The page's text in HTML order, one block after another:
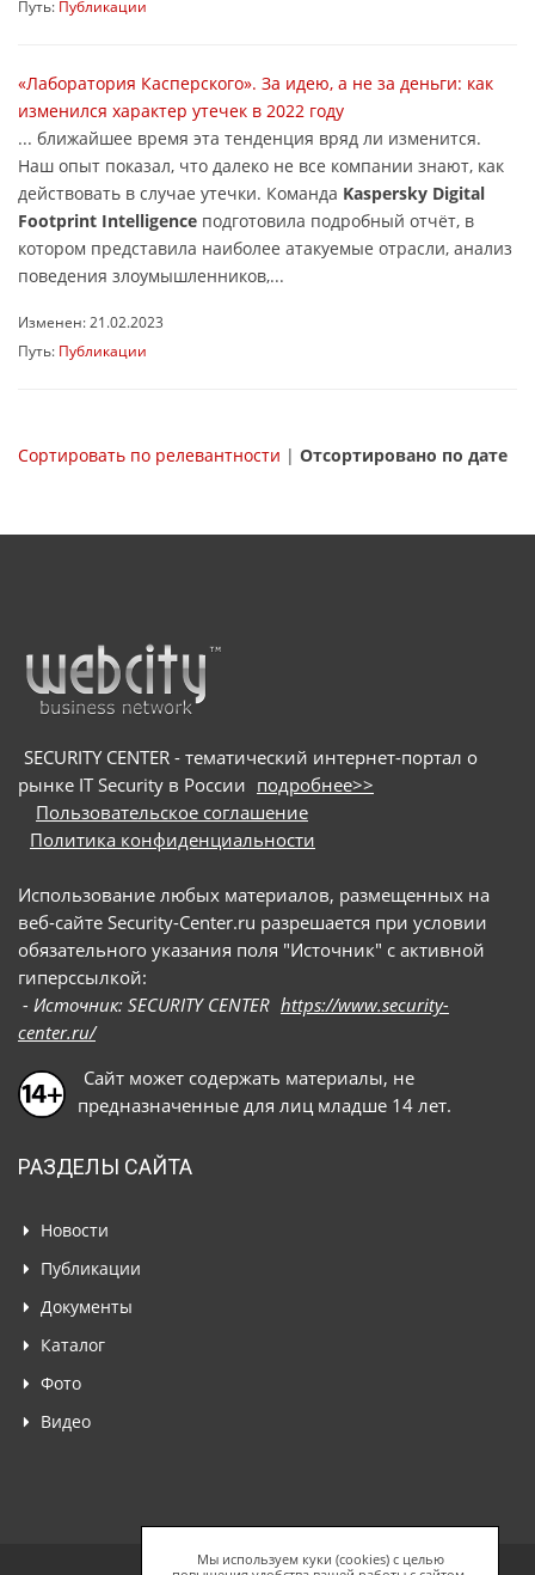
Путь: Публикации
«Лаборатория Касперского». За идею, а не за деньги: как
изменился характер утечек в 2022 году
... ближайшее время эта тенденция вряд ли изменится.
Наш опыт показал, что далеко не все компании знают, как
действовать в случае утечки. Команда Kaspersky Digital
Footprint Intelligence подготовила подробный отчёт, в
котором представила наиболее атакуемые отрасли, анализ
поведения злоумышленников,...
Изменен: 21.02.2023
Путь: Публикации
Сортировать по релевантности | Отсортировано по дате
SECURITY CENTER - тематический интернет-портал о
рынке IT Security в России подробнее>>
Пользовательское соглашение
Политика конфиденциальности
Использование любых материалов, размещенных на
веб-сайте Security-Center.ru разрешается при условии
обязательного указания поля "Источник" с активной
гиперссылкой:
- Источник: SECURITY CENTER https://www.security-
center.ru/
Сайт может содержать материалы, не
предназначенные для лиц младше 14 лет.
РАЗДЕЛЫ САЙТА
Новости
Публикации
Документы
Каталог
Фото
Видео
Мы используем куки (cookies) с целью